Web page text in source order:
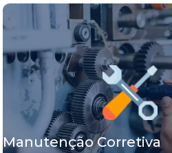
Manutenção Corretiva